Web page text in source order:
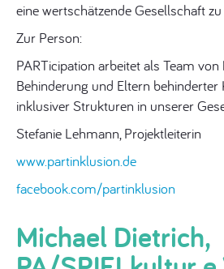
eine wertschätzende Gesellschaft
Zur Person:
PARTicipation arbeitet als Team
Behinderung und Eltern
inklusiver Strukturen in unserer
Stefanie Lehmann, Projektleiterin
www.partinklusion.de
facebook.com/partinklusion
Michael Dietrich,